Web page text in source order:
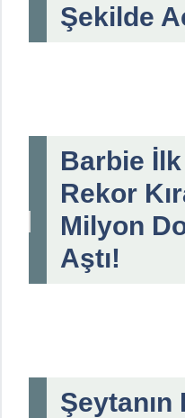
Şekilde
Barbie
Rekor
Milyon
Aştı!